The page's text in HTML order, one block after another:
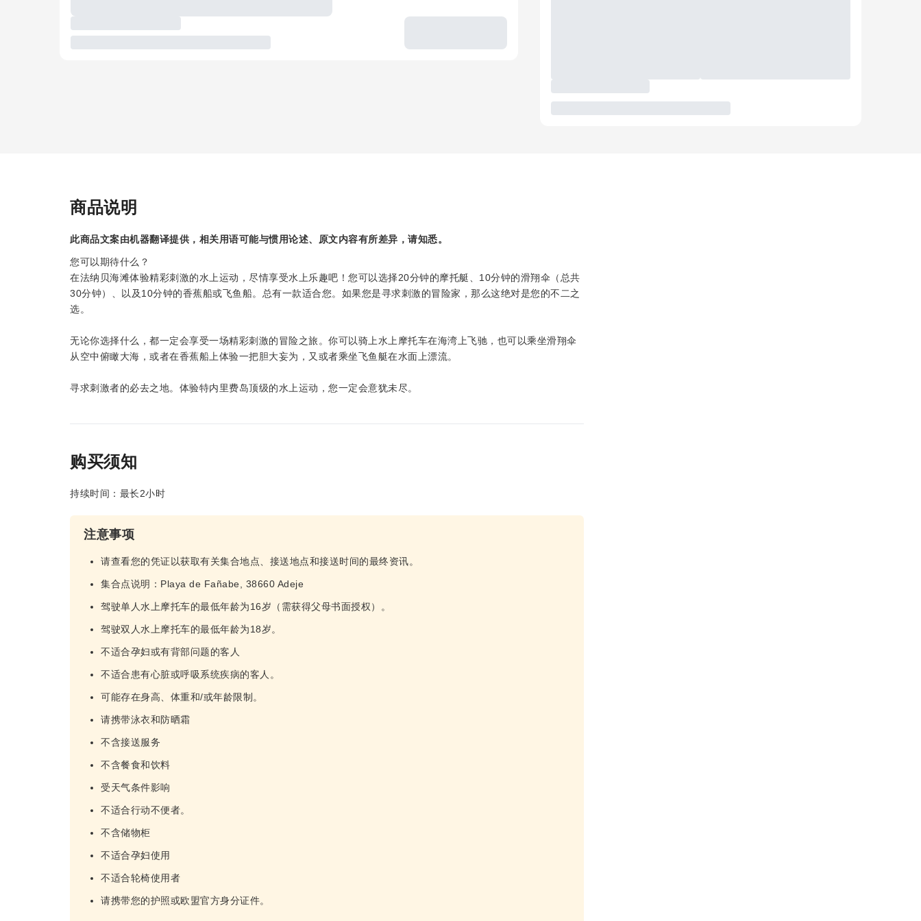
商品说明
此商品文案由机器翻译提供，相关用语可能与惯用论述、原文内容有所差异，请知悉。
您可以期待什么？
在法纳贝海滩体验精彩刺激的水上运动，尽情享受水上乐趣吧！您可以选择20分钟的摩托艇、10分钟的滑翔伞（总共
30分钟）、以及10分钟的香蕉船或飞鱼船。总有一款适合您。如果您是寻求刺激的冒险家，那么这绝对是您的不二之
选。
无论你选择什么，都一定会享受一场精彩刺激的冒险之旅。你可以骑上水上摩托车在海湾上飞驰，也可以乘坐滑翔伞
从空中俯瞰大海，或者在香蕉船上体验一把胆大妄为，又或者乘坐飞鱼艇在水面上漂流。
寻求刺激者的必去之地。体验特内里费岛顶级的水上运动，您一定会意犹未尽。
购买须知
持续时间：最长2小时
注意事项
请查看您的凭证以获取有关集合地点、接送地点和接送时间的最终资讯。
集合点说明：Playa de Fañabe, 38660 Adeje
驾驶单人水上摩托车的最低年龄为16岁（需获得父母书面授权）。
驾驶双人水上摩托车的最低年龄为18岁。
不适合孕妇或有背部问题的客人
不适合患有心脏或呼吸系统疾病的客人。
可能存在身高、体重和/或年龄限制。
请携带泳衣和防晒霜
不含接送服务
不含餐食和饮料
受天气条件影响
不适合行动不便者。
不含储物柜
不适合孕妇使用
不适合轮椅使用者
请携带您的护照或欧盟官方身分证件。